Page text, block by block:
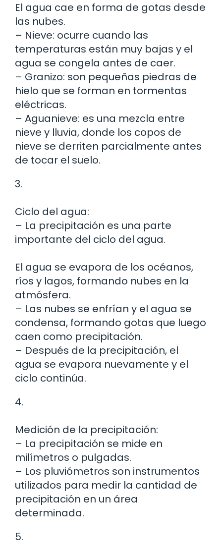
El agua cae en forma de gotas desde
las nubes.
– Nieve: ocurre cuando las
temperaturas están muy bajas y el
agua se congela antes de caer.
– Granizo: son pequeñas piedras de
hielo que se forman en tormentas
eléctricas.
– Aguanieve: es una mezcla entre
nieve y lluvia, donde los copos de
nieve se derriten parcialmente antes
de tocar el suelo.
3.
Ciclo del agua:
– La precipitación es una parte
importante del ciclo del agua.
El agua se evapora de los océanos,
ríos y lagos, formando nubes en la
atmósfera.
– Las nubes se enfrían y el agua se
condensa, formando gotas que luego
caen como precipitación.
– Después de la precipitación, el
agua se evapora nuevamente y el
ciclo continúa.
4.
Medición de la precipitación:
– La precipitación se mide en
milímetros o pulgadas.
– Los pluviómetros son instrumentos
utilizados para medir la cantidad de
precipitación en un área
determinada.
5.